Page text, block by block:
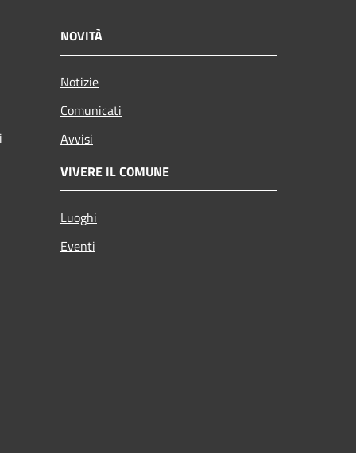
NOVITÀ
Notizie
Comunicati
Avvisi
VIVERE IL COMUNE
Luoghi
Eventi